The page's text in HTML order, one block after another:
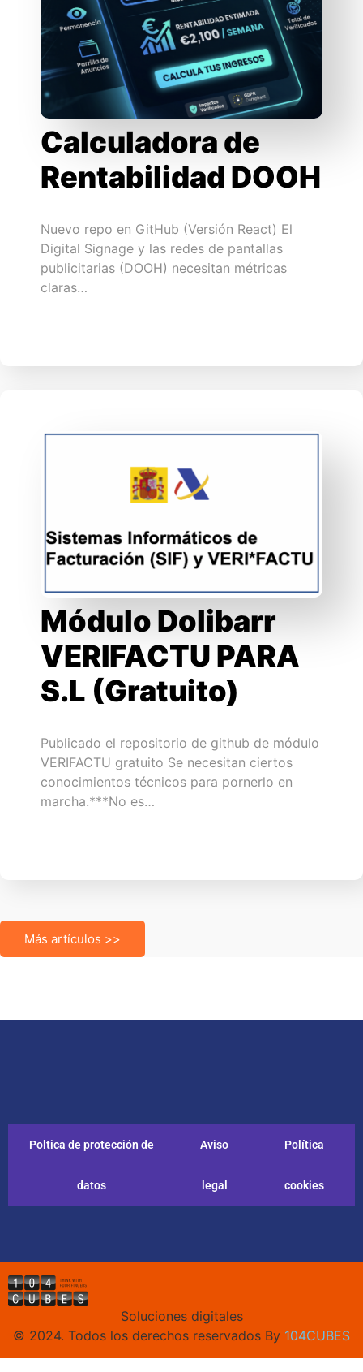
Calculadora de
Rentabilidad DOOH
Nuevo repo en GitHub (Versión React) El
Digital Signage y las redes de pantallas
publicitarias (DOOH) necesitan métricas
claras…
Módulo Dolibarr
VERIFACTU PARA
S.L (Gratuito)
Publicado el repositorio de github de módulo
VERIFACTU gratuito Se necesitan ciertos
conocimientos técnicos para pornerlo en
marcha.***No es…
Más artículos >>
Poltica de protección de
datos
Aviso
legal
Política
cookies
Soluciones digitales
© 2024. Todos los derechos reservados By 104CUBES